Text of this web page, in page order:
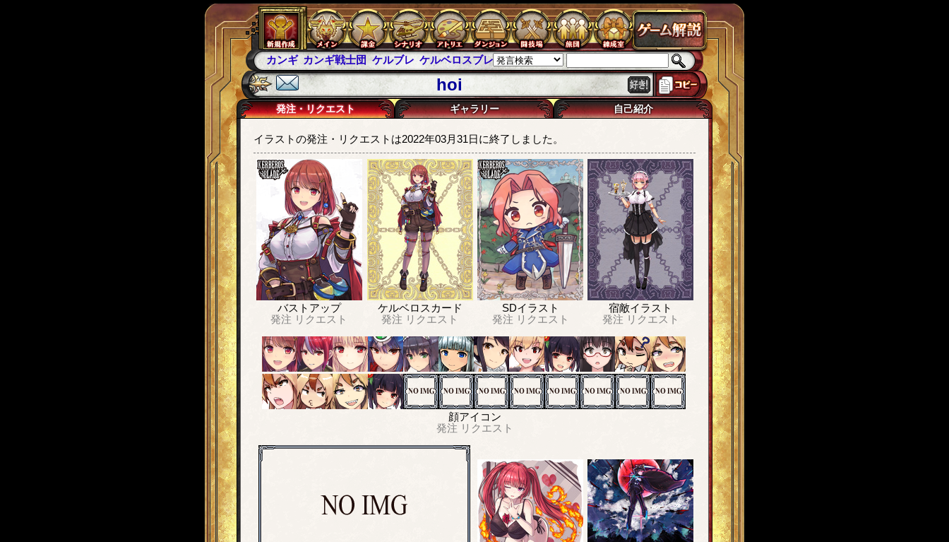
カンギ カンギ戦士団 ケルブレ ケルベロスブレイド スパイラス チェインパラドクス ローカスト 城ヶ島
hoi
発注・リクエスト ギャラリー 自己紹介
イラストの発注・リクエストは2022年03月31日に終了しました。
バストアップ
発注 リクエスト
ケルベロスカード
発注 リクエスト
SDイラスト
発注 リクエスト
宿敵イラスト
発注 リクエスト
顔アイコン
発注 リクエスト